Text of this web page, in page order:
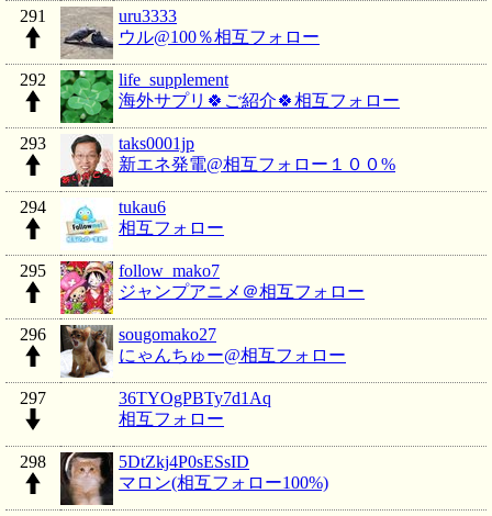
291
uru3333
ウル@100％相互フォロー
292
life_supplement
海外サプリ🍀ご紹介🍀相互フォロー
293
taks0001jp
新エネ発電@相互フォロー１００%
294
tukau6
相互フォロー
295
follow_mako7
ジャンプアニメ＠相互フォロー
296
sougomako27
にゃんちゅー@相互フォロー
297
36TYOgPBTy7d1Aq
相互フォロー
298
5DtZkj4P0sESsID
マロン(相互フォロー100%)